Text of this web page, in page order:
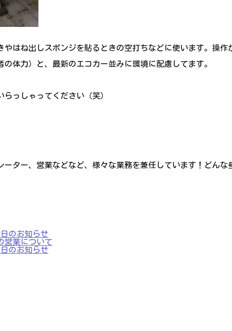
はね出しスポンジを貼るときの空打ちなどに使います。操
体力）と、最新のエコカー並みに環境に配慮してます。
っしゃってください（笑）
ーター、営業などなど、様々な業務を兼任しています！どん
日のお知らせ
営業について
日のお知らせ